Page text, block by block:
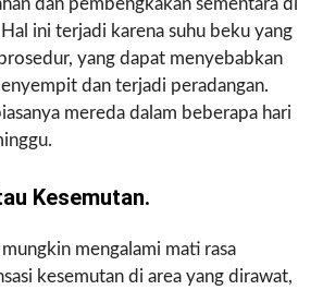
dan pembengkakan sementara di
ini terjadi karena suhu beku yang
yang dapat menyebabkan
dan terjadi peradangan.
mereda dalam beberapa hari
Kesemutan.
mengalami mati rasa
kesemutan di area yang dirawat,